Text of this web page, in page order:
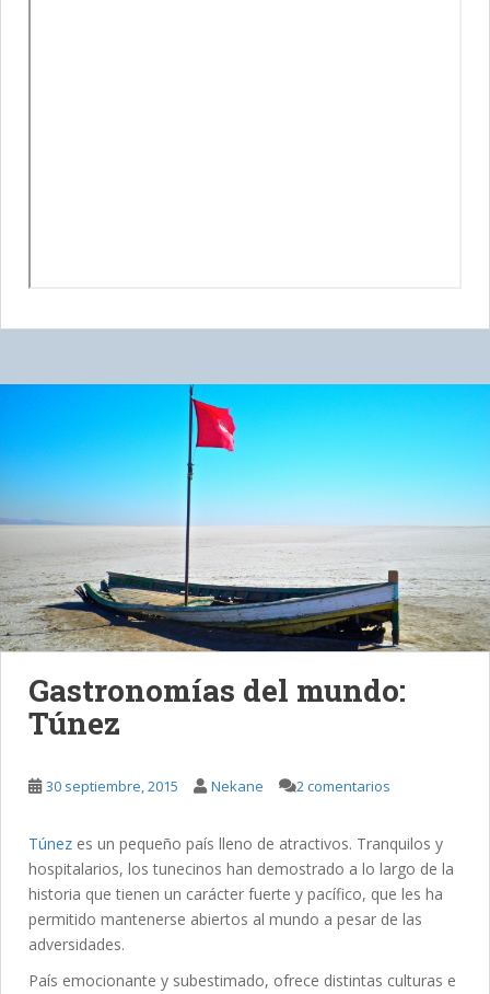
Gastronomías del mundo:
Túnez
30 septiembre, 2015 Nekane 2 comentarios
Túnez es un pequeño país lleno de atractivos. Tranquilos y
hospitalarios, los tunecinos han demostrado a lo largo de la
historia que tienen un carácter fuerte y pacífico, que les ha
permitido mantenerse abiertos al mundo a pesar de las
adversidades.
País emocionante y subestimado, ofrece distintas culturas e